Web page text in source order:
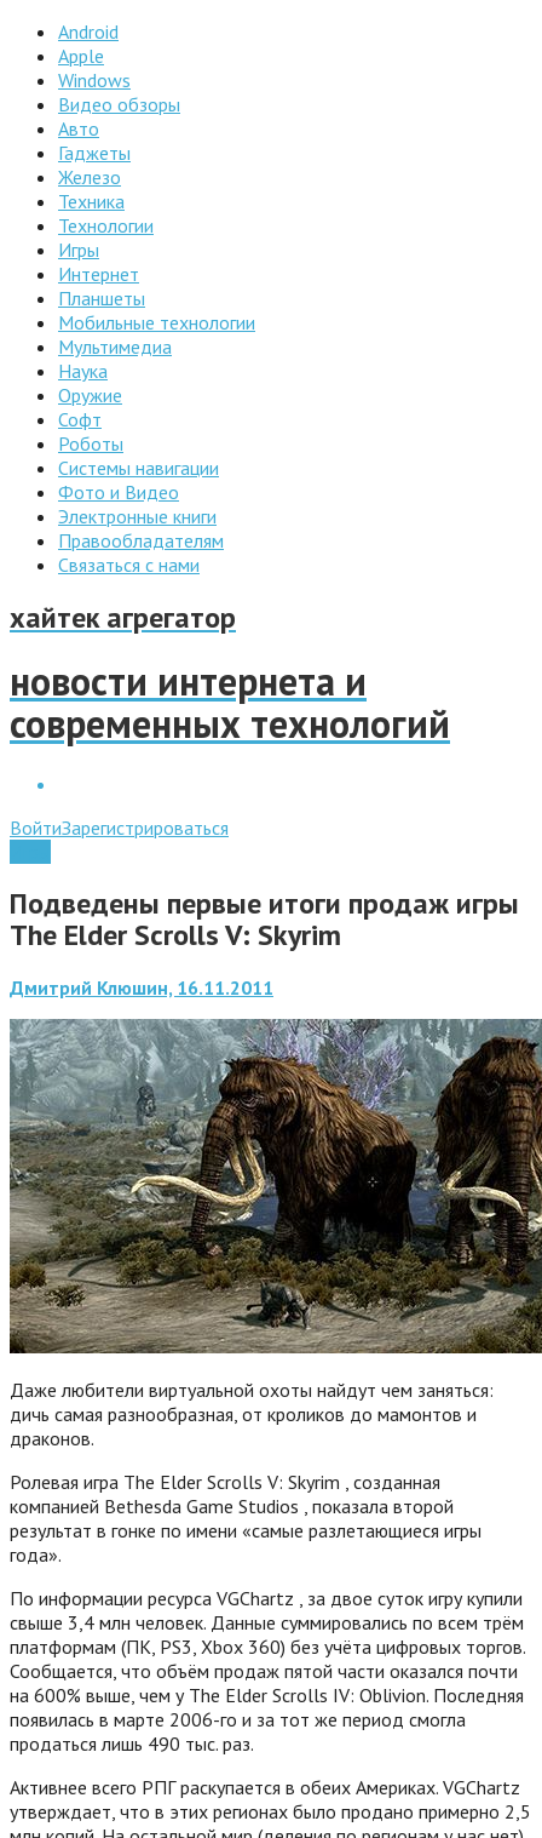
Android
Apple
Windows
Видео обзоры
Авто
Гаджеты
Железо
Техника
Технологии
Игры
Интернет
Планшеты
Мобильные технологии
Мультимедиа
Наука
Оружие
Софт
Роботы
Системы навигации
Фото и Видео
Электронные книги
Правообладателям
Связаться с нами
хайтек агрегатор
новости интернета и
современных технологий
ВойтиЗарегистрироваться
Подведены первые итоги продаж игры
The Elder Scrolls V: Skyrim
Дмитрий Клюшин, 16.11.2011
Даже любители виртуальной охоты найдут чем заняться:
дичь самая разнообразная, от кроликов до мамонтов и
драконов.
Ролевая игра The Elder Scrolls V: Skyrim , созданная
компанией Bethesda Game Studios , показала второй
результат в гонке по имени «самые разлетающиеся игры
года».
По информации ресурса VGChartz , за двое суток игру купили
свыше 3,4 млн человек. Данные суммировались по всем трём
платформам (ПК, PS3, Xbox 360) без учёта цифровых торгов.
Сообщается, что объём продаж пятой части оказался почти
на 600% выше, чем у The Elder Scrolls IV: Oblivion. Последняя
появилась в марте 2006-го и за тот же период смогла
продаться лишь 490 тыс. раз.
Активнее всего РПГ раскупается в обеих Америках. VGChartz
утверждает, что в этих регионах было продано примерно 2,5